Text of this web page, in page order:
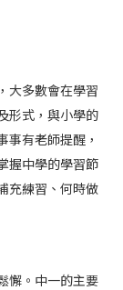
大多數會在學習
形式，與小學的
事有老師提醒，
握中學的學習節
充練習、何時做
懈。中一的主要